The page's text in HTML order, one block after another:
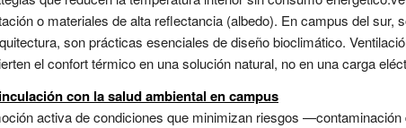
o materiales de alta reflectancia (albedo). En campus del
son prácticas esenciales de diseño bioclimático.
el confort térmico en una solución natural, no en una carga
con la salud ambiental en campus
activa de condiciones que minimizan riesgos